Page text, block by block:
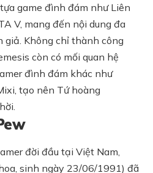
game đình đám như Liên
V, mang đến nội dung đa
giả. Không chỉ thành công
còn có mối quan hệ
đình đám khác như
tạo nên Tứ hoàng
đời đầu tại Việt Nam,
sinh ngày 23/06/1991) đã